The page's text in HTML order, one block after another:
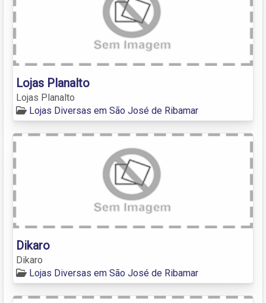
Lojas Planalto
Lojas Planalto
Lojas Diversas em São José de Ribamar
Dikaro
Dikaro
Lojas Diversas em São José de Ribamar